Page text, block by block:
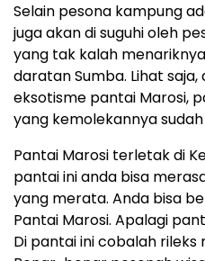
Selain pesona kampung
juga akan di suguhi oleh
yang tak kalah
daratan Sumba. Lihat
eksotisme pantai Marosi,
yang kemolekannya
Pantai Marosi terletak di
pantai ini anda bisa
yang merata. Anda bisa
Pantai Marosi. Apalagi
Di pantai ini cobalah